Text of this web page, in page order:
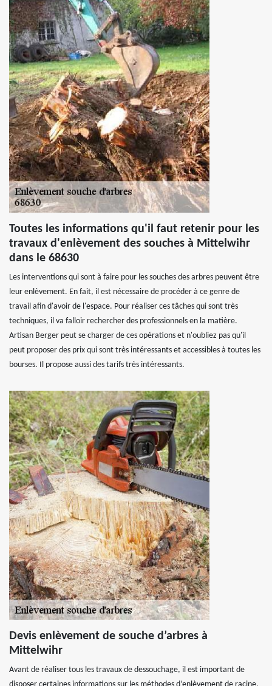
Toutes les informations qu'il faut retenir pour les
travaux d'enlèvement des souches à Mittelwihr
dans le 68630
Les interventions qui sont à faire pour les souches des arbres peuvent être
leur enlèvement. En fait, il est nécessaire de procéder à ce genre de
travail afin d'avoir de l'espace. Pour réaliser ces tâches qui sont très
techniques, il va falloir rechercher des professionnels en la matière.
Artisan Berger peut se charger de ces opérations et n'oubliez pas qu'il
peut proposer des prix qui sont très intéressants et accessibles à toutes les
bourses. Il propose aussi des tarifs très intéressants.
Devis enlèvement de souche d’arbres à
Mittelwihr
Avant de réaliser tous les travaux de dessouchage, il est important de